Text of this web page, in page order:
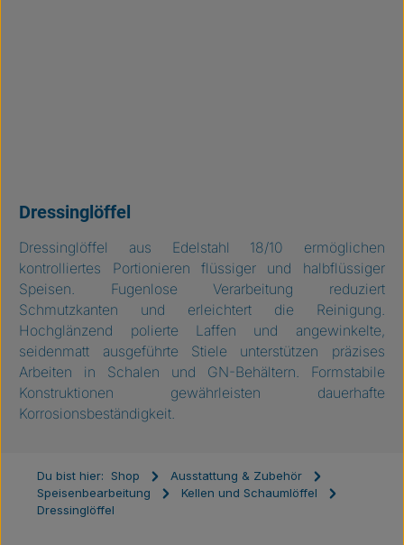
Dressinglöffel
Dressinglöffel aus Edelstahl 18/10 ermöglichen
kontrolliertes Portionieren flüssiger und halbflüssiger
Speisen. Fugenlose Verarbeitung reduziert
Schmutzkanten und erleichtert die Reinigung.
Hochglänzend polierte Laffen und angewinkelte,
seidenmatt ausgeführte Stiele unterstützen präzises
Arbeiten in Schalen und GN-Behältern. Formstabile
Konstruktionen gewährleisten dauerhafte
Korrosionsbeständigkeit.
Du bist hier: Shop
Ausstattung & Zubehör
Speisenbearbeitung
Kellen und Schaumlöffel
Dressinglöffel